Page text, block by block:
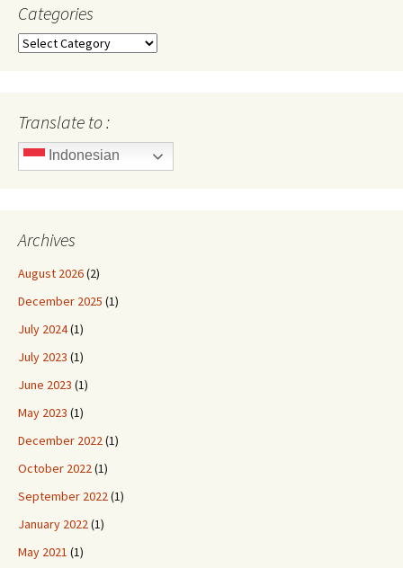
Categories
Categories
Translate to :
Indonesian
Archives
August 2026(2)
December 2025 (1)
July 2024(1)
July 2023 (1)
June 2023 (1)
May 2023 (1)
December 2022(1)
October 2022(1)
September 2022(1)
January 2022(1)
May 2021 (1)